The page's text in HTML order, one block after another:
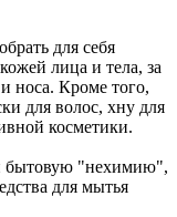
для себя
лица и тела, за
носа. Кроме того,
для волос, хну для
косметики.
бытовую "нехимию",
для мытья